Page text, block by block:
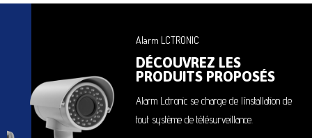
Alarm LCTRONIC
DÉCOUVREZ LES
PRODUITS PROPOSÉS
Alarm Lctronic se charge de l’installation de
tout système de télésurveillance.